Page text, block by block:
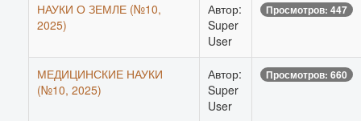
НАУКИ О ЗЕМЛЕ (№10,
2025)
Автор:
Super
User
Просмотров: 447
МЕДИЦИНСКИЕ НАУКИ
(№10, 2025)
Автор:
Super
User
Просмотров: 660